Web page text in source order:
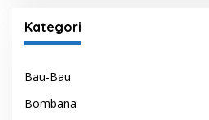
Kategori
Bau-Bau
Bombana